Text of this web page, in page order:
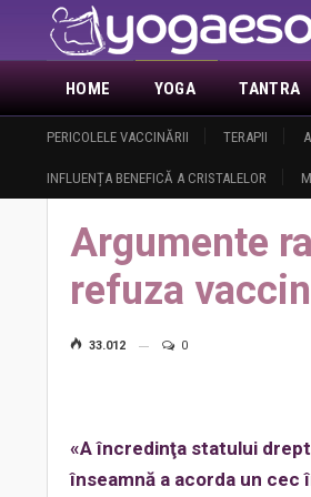
HOME
ACTUALITATE DEMASCAREA
YOGA TANTRA
PERICOLELE VACCINĂRII TERAPII
INFLUENȚA BENEFICĂ A CRISTALELOR
Home Sănătate Pericole pentru
Argumente
refuza
33.012 0
«A încredinţa statului
înseamnă a acorda un